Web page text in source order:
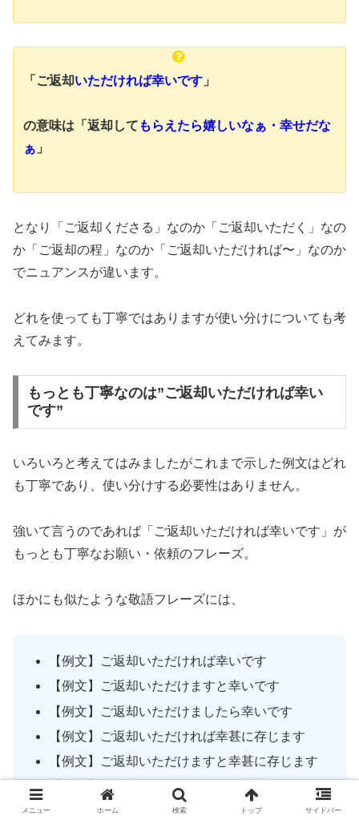
「ご返却いただければ幸いです 」
の意味は 「返却して もらえたら嬉しいなぁ・幸せだな
ぁ 」
となり「ご返却くださる」なのか「ご返却いただく」なの
か「ご返却の程」なのか「ご返却いただければ〜」なのか
でニュアンスが違います。
どれを使っても丁寧ではありますが使い分けについても考
えてみます。
もっとも丁寧なのは”ご返却いただければ幸い
です”
いろいろと考えてはみましたがこれまで示した例文はどれ
も丁寧であり、使い分けする必要性はありません。
強いて言うのであれば「ご返却いただければ幸いです」が
もっとも丁寧なお願い・依頼のフレーズ。
ほかにも似たような敬語フレーズには、
【例文】ご返却いただければ幸いです
【例文】ご返却いただけますと幸いです
【例文】ご返却いただけましたら幸いです
【例文】ご返却いただければ幸甚に存じます
【例文】ご返却いただけますと幸甚に存じます
【例文】ご返却いただけましたら幸甚に存じま
す
メニュー ホーム 検索 トップ サイドバー